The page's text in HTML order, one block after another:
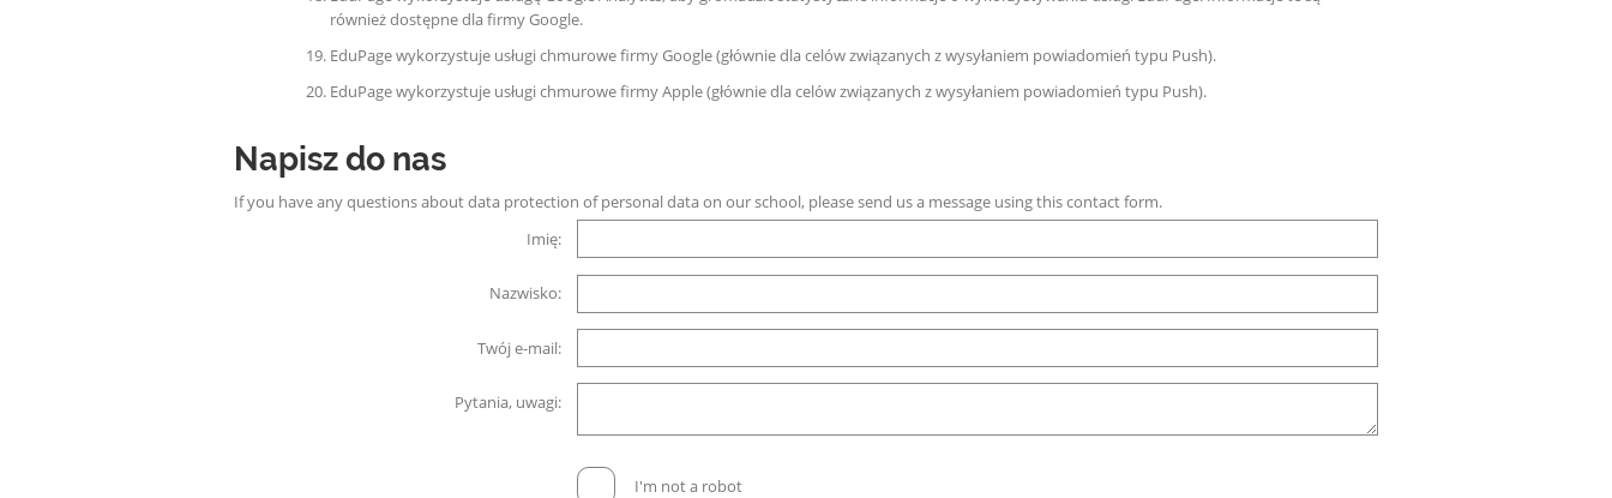
również dostępne dla firmy Google.
EduPage wykorzystuje usługi chmurowe firmy Google (głównie dla celów związanych z wysyłaniem powiadomień typu Push).
EduPage wykorzystuje usługi chmurowe firmy Apple (głównie dla celów związanych z wysyłaniem powiadomień typu Push).
Napisz do nas
If you have any questions about data protection of personal data on our school, please send us a message using this contact form.
Imię:
Nazwisko:
Twój e-mail:
Pytania, uwagi:
I'm not a robot